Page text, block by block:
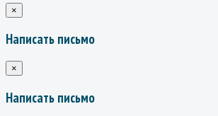
×
Написать письмо
×
Написать письмо